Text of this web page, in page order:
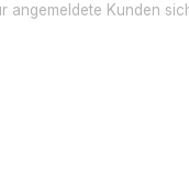
angemeldete Kunden
Bewertung von 0 von 5